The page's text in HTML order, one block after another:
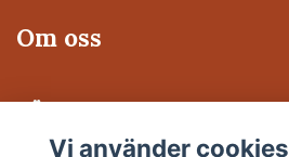
Om oss
Läs mer
Vi använder cookies